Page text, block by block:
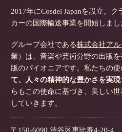
2017年にCosdel Japanを設立。
カーの国際輸送事業を開始しまし
グループ会社である株式会社ア
業）は、音楽や芸術分野の出版
版のパイオニアです。私たちの使
て、人々の精神的な豊かさを実現
らもこの使命に基づき、美しい
していきます。
〒150-6090 渋谷区恵比寿4-20-4